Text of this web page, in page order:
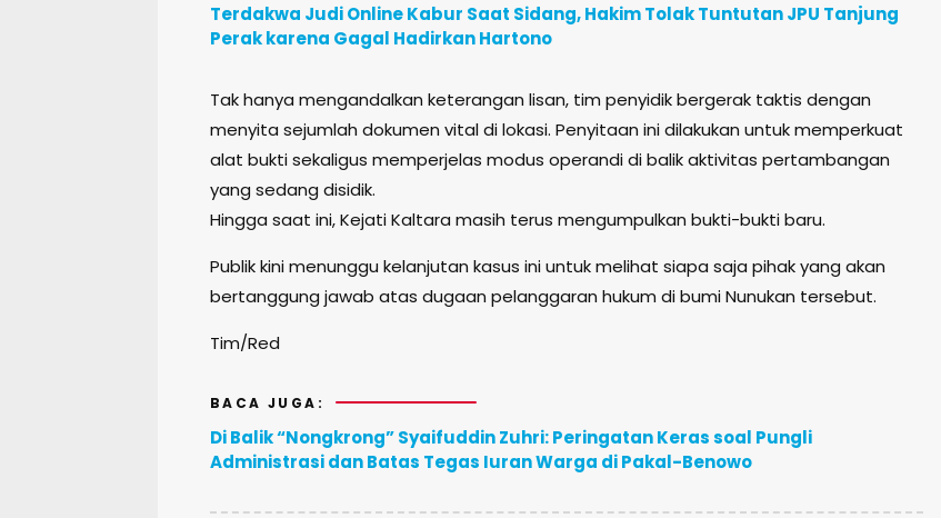
Terdakwa Judi Online Kabur Saat Sidang, Hakim Tolak Tuntutan JPU Tanjung
Perak karena Gagal Hadirkan Hartono
Tak hanya mengandalkan keterangan lisan, tim penyidik bergerak taktis dengan
menyita sejumlah dokumen vital di lokasi. Penyitaan ini dilakukan untuk memperkuat
alat bukti sekaligus memperjelas modus operandi di balik aktivitas pertambangan
yang sedang disidik.
Hingga saat ini, Kejati Kaltara masih terus mengumpulkan bukti-bukti baru.
Publik kini menunggu kelanjutan kasus ini untuk melihat siapa saja pihak yang akan
bertanggung jawab atas dugaan pelanggaran hukum di bumi Nunukan tersebut.
Tim/Red
BACA JUGA:
Di Balik “Nongkrong” Syaifuddin Zuhri: Peringatan Keras soal Pungli
Administrasi dan Batas Tegas Iuran Warga di Pakal-Benowo